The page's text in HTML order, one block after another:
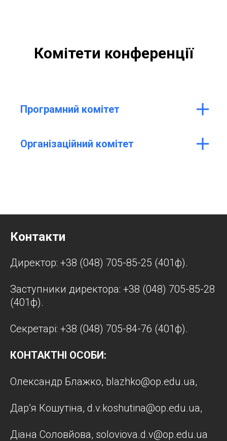
Комітети конференції
Програмний комітет
Організаційний комітет
Контакти
Директор: +38 (048) 705-85-25 (401ф).
Заступники директора: +38 (048) 705-85-28
(401ф).
Секретарі: +38 (048) 705-84-76 (401ф).
КОНТАКТНІ ОСОБИ:
Олександр Блажко, blazhko@op.edu.ua,
Дар’я Кошутіна, d.v.koshutina@op.edu.ua,
Діана Соловйова, soloviova.d.v@op.edu.ua